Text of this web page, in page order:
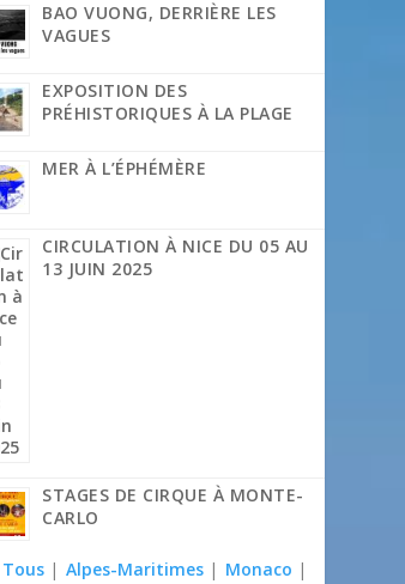
BAO VUONG, DERRIÈRE LES
VAGUES
EXPOSITION DES
PRÉHISTORIQUES À LA PLAGE
MER À L’ÉPHÉMÈRE
CIRCULATION À NICE DU 05 AU
13 JUIN 2025
STAGES DE CIRQUE À MONTE-
CARLO
Tous | Alpes-Maritimes | Monaco |